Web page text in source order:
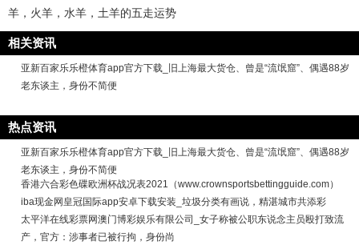
羊，火羊，水羊，土羊的五走运势
相关资讯
亚新百家乐乐橙体育app官方下载_旧上海最大货仓、曾是“流氓窟”、偶遇88岁
老东谈主，身份不简便
热点资讯
亚新百家乐乐橙体育app官方下载_旧上海最大货仓、曾是“流氓窟”、偶遇88岁
老东谈主，身份不简便
香港六合彩色碟欧洲杯战况表2021（www.crownsportsbettingguide.com）
iba现金网皇冠国际app安卓下载安装_垃圾分类有画说，精湛城市共添彩
太平洋在线彩票网澳门博彩娱乐有限公司_女子称被公职东说念主员殴打致流
产，官方：涉事者已被行拘，身份尚